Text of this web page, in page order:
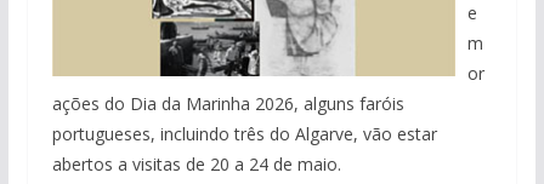
e
m
or
ações do Dia da Marinha 2026, alguns faróis
portugueses, incluindo três do Algarve, vão estar
abertos a visitas de 20 a 24 de maio.